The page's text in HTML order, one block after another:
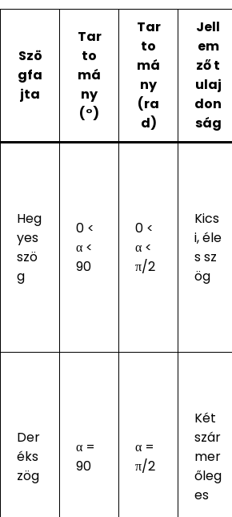
Szö
gfa
jta
Tar
to
má
ny
(°)
Tar
to
má
ny
(ra
d)
Jell
em
ző t
ulaj
don
ság
Heg
yes
szö
g
0 <
α <
90
0 <
α <
π/2
Kics
i, éle
s sz
ög
Der
éks
zög
α =
90
α =
π/2
Két
szár
mer
őleg
es